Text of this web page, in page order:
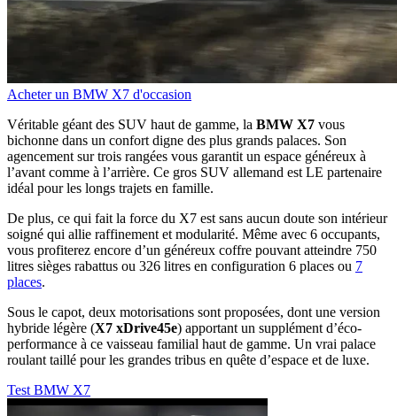
Acheter un BMW X7 d'occasion
Véritable géant des SUV haut de gamme, la BMW X7 vous
bichonne dans un confort digne des plus grands palaces. Son
agencement sur trois rangées vous garantit un espace généreux à
l’avant comme à l’arrière. Ce gros SUV allemand est LE partenaire
idéal pour les longs trajets en famille.
De plus, ce qui fait la force du X7 est sans aucun doute son intérieur
soigné qui allie raffinement et modularité. Même avec 6 occupants,
vous profiterez encore d’un généreux coffre pouvant atteindre 750
litres sièges rabattus ou 326 litres en configuration 6 places ou 7
places.
Sous le capot, deux motorisations sont proposées, dont une version
hybride légère (X7 xDrive45e) apportant un supplément d’éco-
performance à ce vaisseau familial haut de gamme. Un vrai palace
roulant taillé pour les grandes tribus en quête d’espace et de luxe.
Test BMW X7